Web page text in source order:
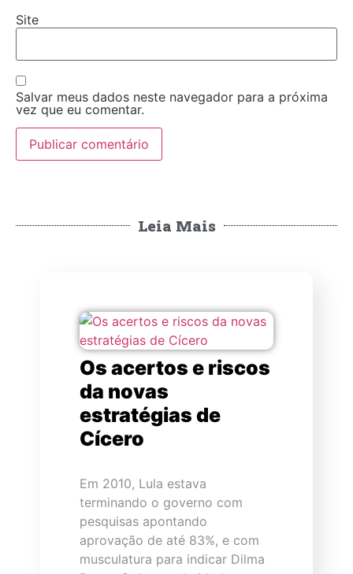
Site
Salvar meus dados neste navegador para a próxima
vez que eu comentar.
Leia Mais
Os acertos e riscos
da novas
estratégias de
Cícero
Em 2010, Lula estava
terminando o governo com
pesquisas apontando
aprovação de até 83%, e com
musculatura para indicar Dilma